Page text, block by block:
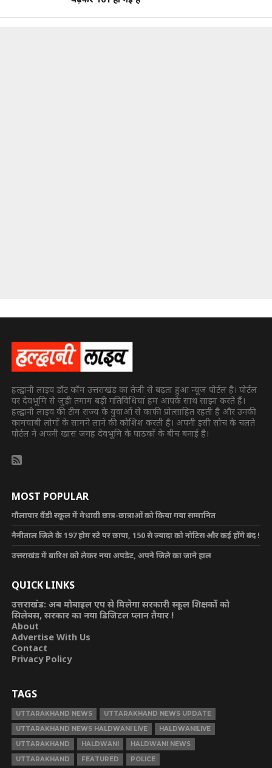
हल्द्वानी लाइव डॉट कॉम उत्तराखंड का तेजी से बढ़ता हुआ न्यूज पोर्टल है। पोर्टल
पर देवभूमि से जुड़ी तमाम बड़ी गतिविधियां हम आपके साथ साझा करते हैं।
हल्द्वानी लाइव की टीम राज्य के युवाओं से काफी प्रोत्साहित रहती है और उनकी
कामयाबी लोगों के सामने लाने की कोशिश करती है। अपनी इसी सोच के चलते
पोर्टल ने अपनी खास जगह देवभूमि के पाठकों के बीच बनाई है।
MOST POPULAR
गौलापार वैंडी स्कूल में मेधावी छात्र-छात्राओं को किया गया सम्मानित
नैनीताल जिले के 197 होम स्टे पर छापा, 150 से ज्यादा को नोटिस और कई होंगे बंद !
उत्तराखंड में बारिश को लेकर नया अपडेट, अपने जिले का जाने हाल
QUICK LINKS
उत्तराखंड: अब मोबाइल एप से मिलेगा सरकारी स्कूल शिक्षकों को
सिलेबस, सरकार का नया डिजिटल प्लान तैयार !
About
Advertise With Us
Contact
Privacy Policy
TAGS
UTTARAKHAND NEWS
UTTARAKHAND NEWS UPDATE
UTTARAKHAND NEWS HALDWANI LIVE
HALDWANILIVE
UTTARAKHAND
HALDWANI
HALDWANI NEWS
UTTARAKHAND
FEATURED POLICE